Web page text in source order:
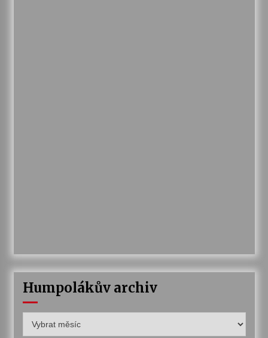
Humpolákův archiv
archiv